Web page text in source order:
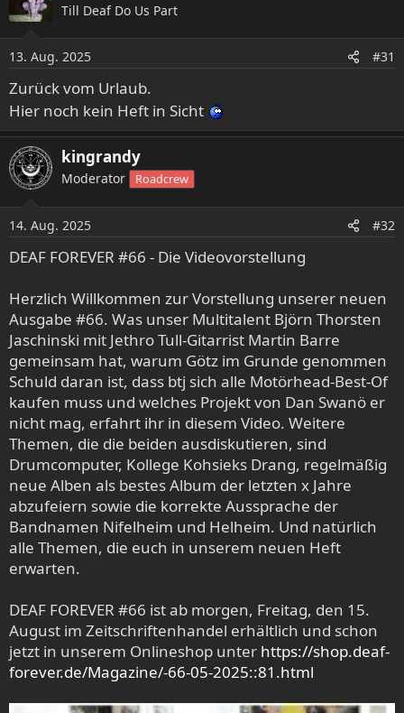
t
o
n
e
n
:
Till Deaf Do Us Part
13. Aug. 2025 #31
Zurück vom Urlaub.
Hier noch kein Heft in Sicht
kingrandy
Moderator Roadcrew
14. Aug. 2025 #32
DEAF FOREVER #66 - Die Videovorstellung
Herzlich Willkommen zur Vorstellung unserer neuen
Ausgabe #66. Was unser Multitalent Björn Thorsten
Jaschinski mit Jethro Tull-Gitarrist Martin Barre
gemeinsam hat, warum Götz im Grunde genommen
Schuld daran ist, dass btj sich alle Motörhead-Best-Of
kaufen muss und welches Projekt von Dan Swanö er
nicht mag, erfahrt ihr in diesem Video. Weitere
Themen, die die beiden ausdiskutieren, sind
Drumcomputer, Kollege Kohsieks Drang, regelmäßig
neue Alben als bestes Album der letzten x Jahre
abzufeiern sowie die korrekte Aussprache der
Bandnamen Nifelheim und Helheim. Und natürlich
alle Themen, die euch in unserem neuen Heft
erwarten.
DEAF FOREVER #66 ist ab morgen, Freitag, den 15.
August im Zeitschriftenhandel erhältlich und schon
jetzt in unserem Onlineshop unter https://shop.deaf-
forever.de/Magazine/-66-05-2025::81.html